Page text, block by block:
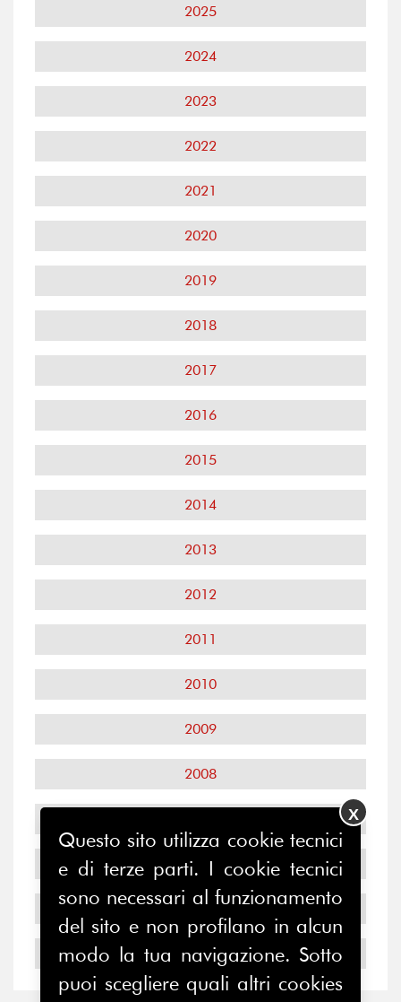
2025
2024
2023
2022
2021
2020
2019
2018
2017
2016
2015
2014
2013
2012
2011
2010
2009
2008
2006
2005
2004
Questo sito utilizza cookie tecnici
e di terze parti. I cookie tecnici
sono necessari al funzionamento
del sito e non profilano in alcun
modo la tua navigazione. Sotto
puoi scegliere quali altri cookies
X